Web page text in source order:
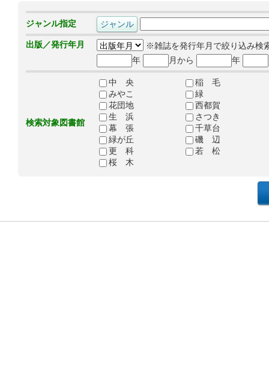
ジャンル指定
出版／発行年月
※雑誌を発行年月で絞り込み検
年
月から 年
検索対象図書館
中 央
稲 毛
みやこ
緑
花団地
西都賀
生 浜
さつき
幕 張
千草台
緑が丘
磯 辺
更 科
若 松
桜 木